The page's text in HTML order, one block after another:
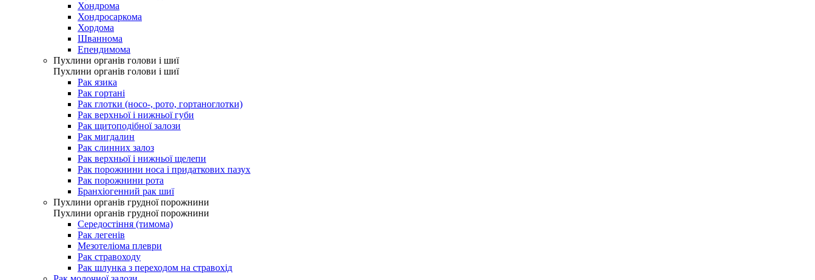
Хондрома
Хондросаркома
Хордома
Шваннома
Епендимома
Пухлини органів голови і шиї
Пухлини органів голови і шиї
Рак язика
Рак гортані
Рак глотки (носо-, рото, гортаноглотки)
Рак верхньої і нижньої губи
Рак щитоподібної залози
Рак мигдалин
Рак слинних залоз
Рак верхньої і нижньої щелепи
Рак порожнини носа і придаткових пазух
Рак порожнини рота
Бранхіогенний рак шиї
Пухлини органів грудної порожнини
Пухлини органів грудної порожнини
Середостіння (тимома)
Рак легенів
Мезотеліома плеври
Рак стравоходу
Рак шлунка з переходом на стравохід